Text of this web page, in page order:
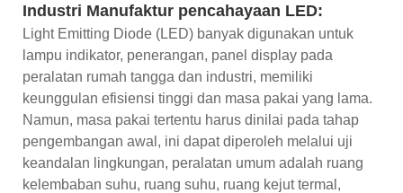
Industri Manufaktur pencahayaan LED:
Light Emitting Diode (LED) banyak digunakan untuk
lampu indikator, penerangan, panel display pada
peralatan rumah tangga dan industri, memiliki
keunggulan efisiensi tinggi dan masa pakai yang lama.
Namun, masa pakai tertentu harus dinilai pada tahap
pengembangan awal, ini dapat diperoleh melalui uji
keandalan lingkungan, peralatan umum adalah ruang
kelembaban suhu, ruang suhu, ruang kejut termal,